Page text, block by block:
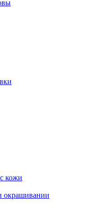
кожи
окрашивании